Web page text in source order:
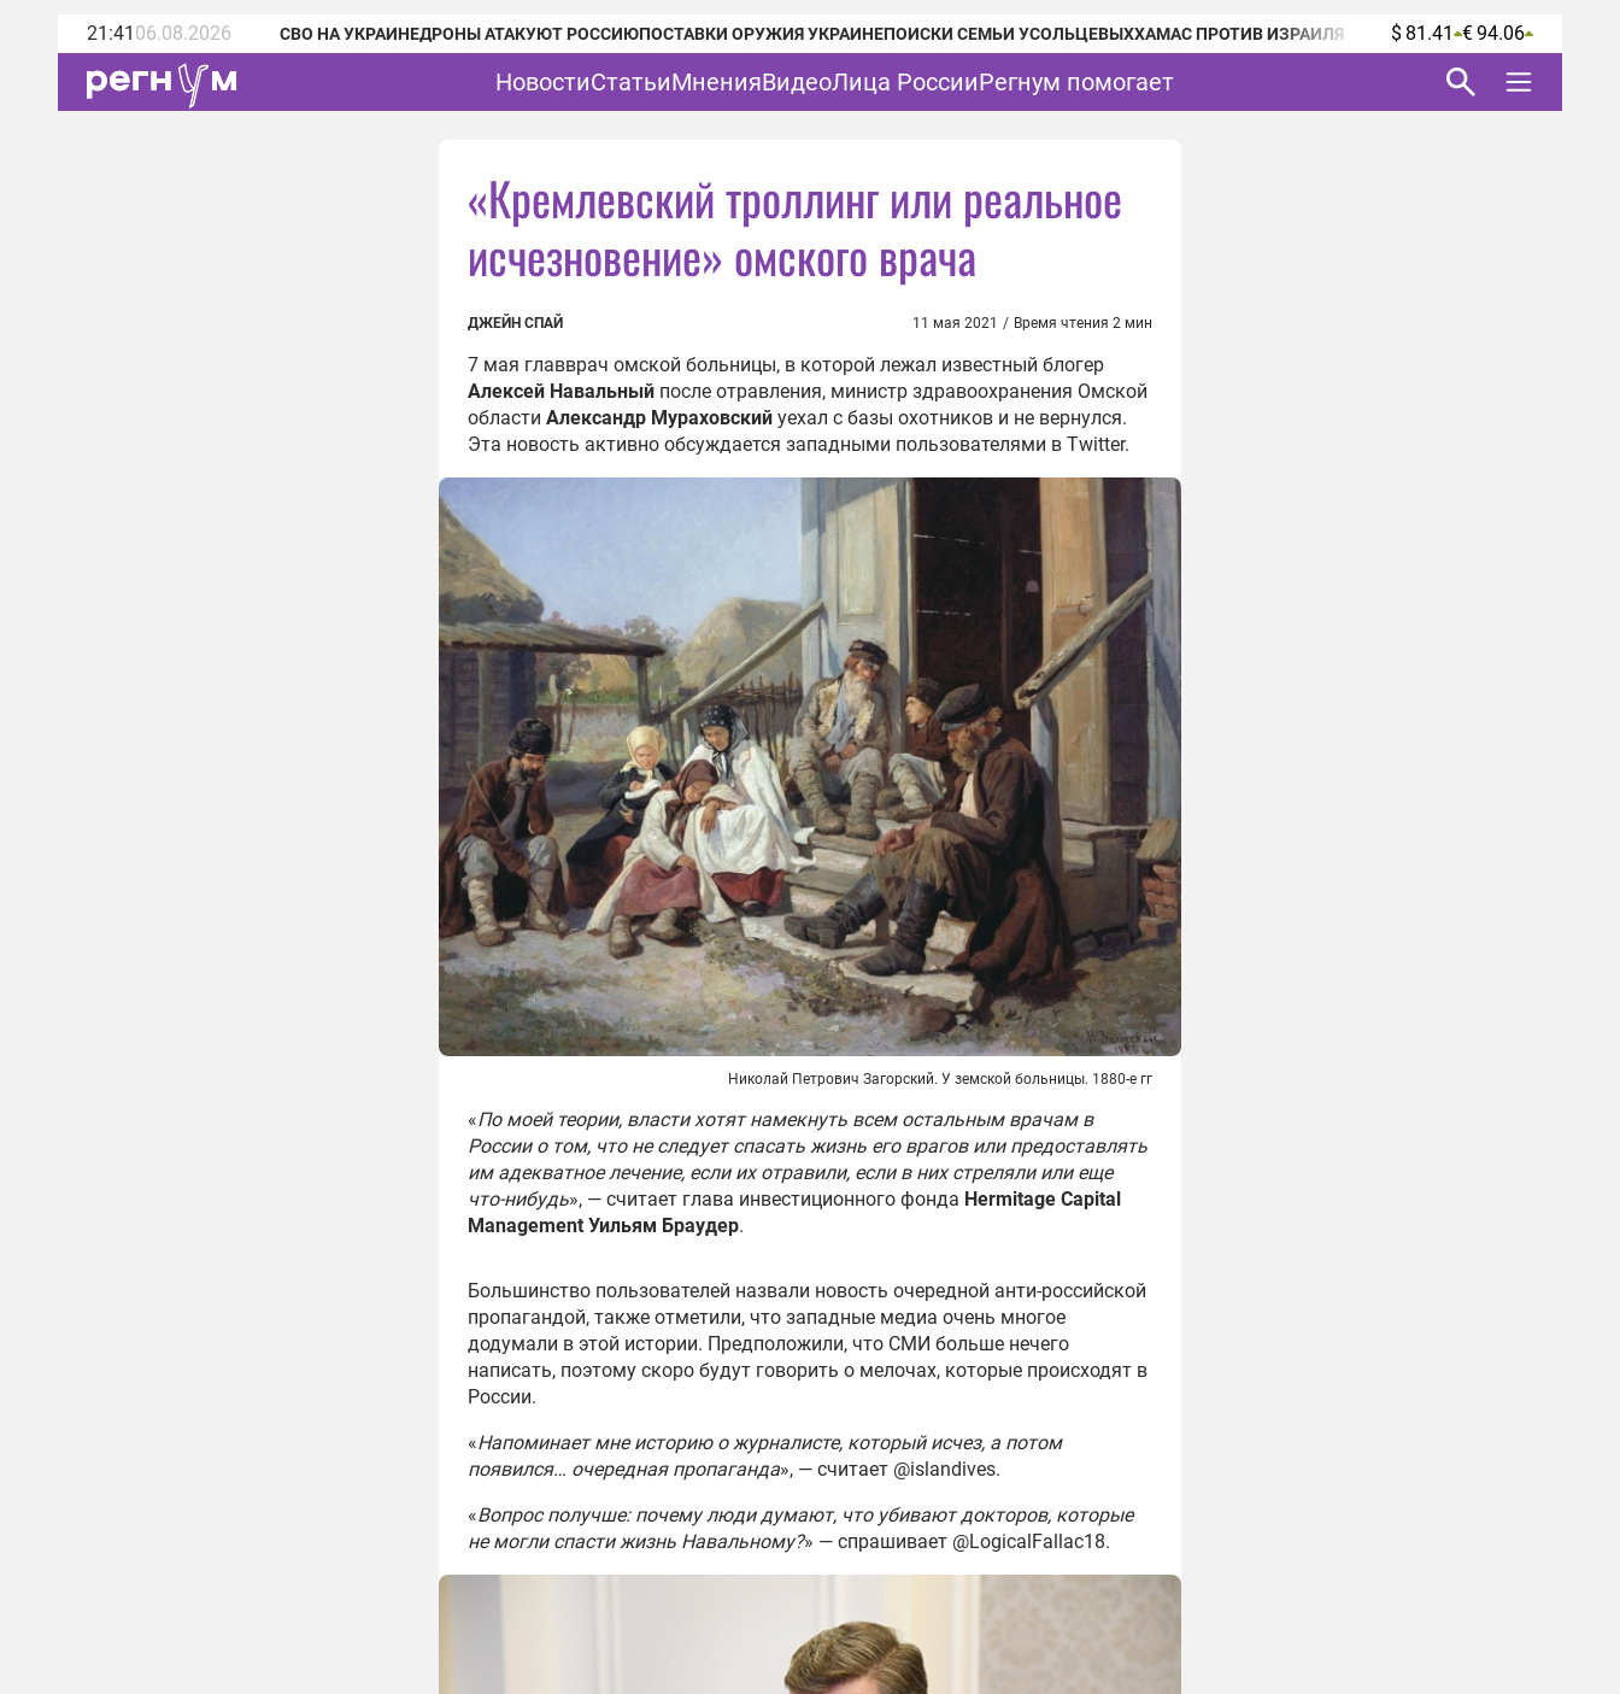
21:41 06.08.2026 СВО НА УКРАИНЕДРОНЫ АТАКУЮТ РОССИЮПОСТАВКИ ОРУЖИЯ УКРАИНЕПОИСКИ СЕМЬИ УСОЛЬЦЕВЫХХАМАС ПРОТИВ ИЗРАИЛЯ $ 81.41 € 94.06
НовостиСтатьиМненияВидеоЛица РоссииРегнум помогает
«Кремлевский троллинг или реальное
исчезновение» омского врача
ДЖЕЙН СПАЙ 11 мая 2021 / Время чтения 2 мин
7 мая главврач омской больницы, в которой лежал известный блогер
Алексей Навальный после отравления, министр здравоохранения Омской
области Александр Мураховский уехал с базы охотников и не вернулся.
Эта новость активно обсуждается западными пользователями в Twitter.
Николай Петрович Загорский. У земской больницы. 1880-е гг
«По моей теории, власти хотят намекнуть всем остальным врачам в
России о том, что не следует спасать жизнь его врагов или предоставлять
им адекватное лечение, если их отравили, если в них стреляли или еще
что-нибудь», — считает глава инвестиционного фонда Hermitage Capital
Management Уильям Браудер.
Большинство пользователей назвали новость очередной анти-российской
пропагандой, также отметили, что западные медиа очень многое
додумали в этой истории. Предположили, что СМИ больше нечего
написать, поэтому скоро будут говорить о мелочах, которые происходят в
России.
«Напоминает мне историю о журналисте, который исчез, а потом
появился… очередная пропаганда», — считает @islandives.
«Вопрос получше: почему люди думают, что убивают докторов, которые
не могли спасти жизнь Навальному?» — спрашивает @LogicalFallac18.